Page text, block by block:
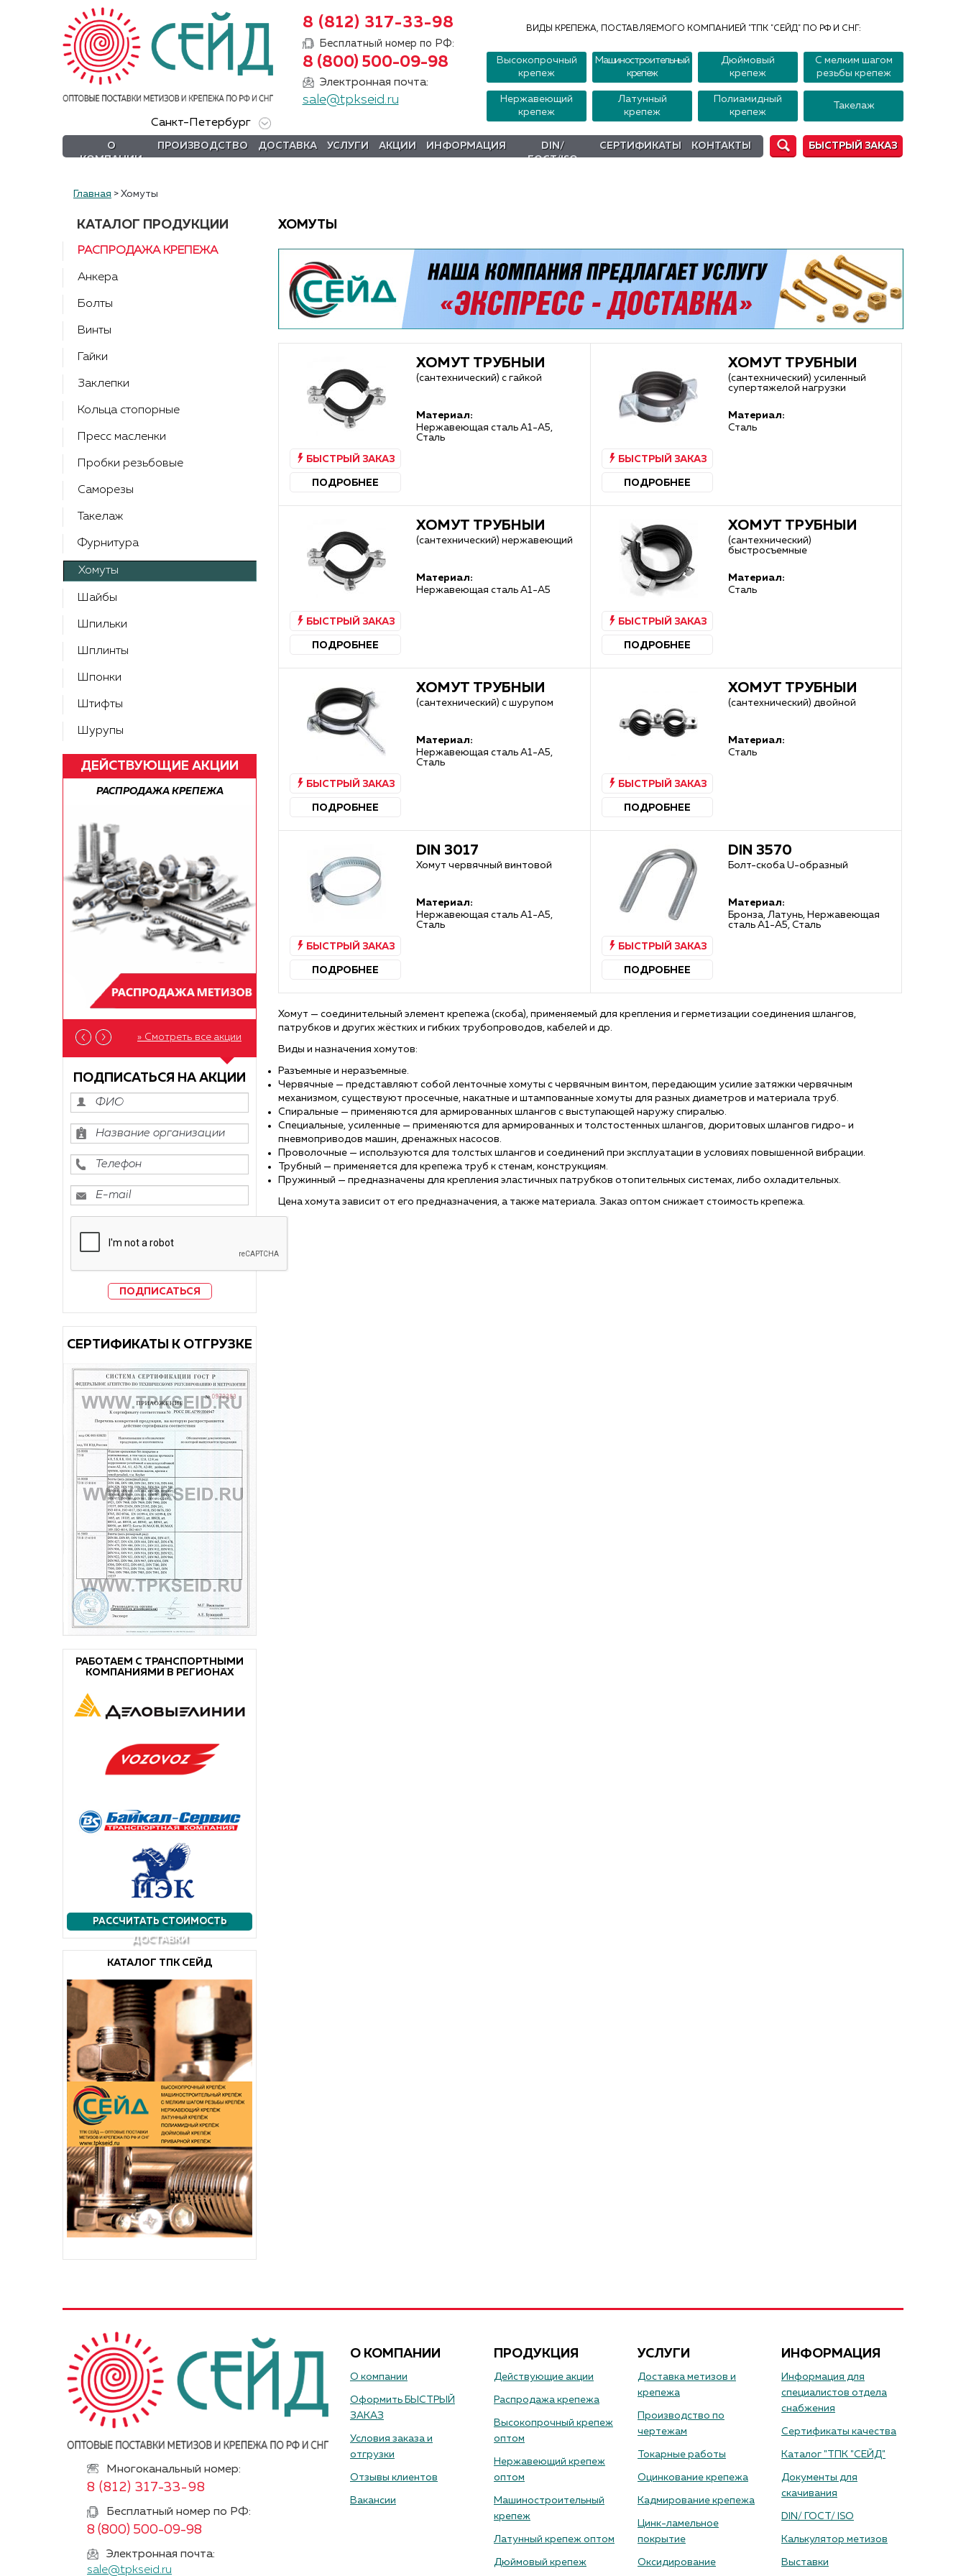
Санкт-Петербург
8 (812) 317-33-98
Бесплатный номер по РФ:
8 (800) 500-09-98
Электронная почта:
sale@tpkseid.ru
ВИДЫ КРЕПЕЖА, ПОСТАВЛЯЕМОГО КОМПАНИЕЙ "ТПК "СЕЙД" ПО РФ И СНГ:
Высокопрочный
крепеж
Машиностроительный
крепеж
Дюймовый
крепеж
С мелким шагом
резьбы крепеж
Нержавеющий
крепеж
Латунный
крепеж
Полиамидный
крепеж
Такелаж
О
КОМПАНИИ
ПРОИЗВОДСТВО ДОСТАВКА УСЛУГИ АКЦИИ ИНФОРМАЦИЯ
DIN/
ГОСТ/ISO
СЕРТИФИКАТЫ КОНТАКТЫ БЫСТРЫЙ ЗАКАЗ
компании
Производство
Доставка
Информация
ГОСТ/ISO
Сертификаты
Контакты
Главная > Хомуты
ХОМУТЫ
БЫСТРЫЙ ЗАКАЗ
ПОДРОБНЕЕ
ХОМУТ ТРУБНЫЙ
(сантехнический) с гайкой
Материал:
Нержавеющая сталь А1-А5,
Сталь
БЫСТРЫЙ ЗАКАЗ
ПОДРОБНЕЕ
ХОМУТ ТРУБНЫЙ
(сантехнический) усиленный
супертяжелой нагрузки
Материал:
Сталь
БЫСТРЫЙ ЗАКАЗ
ПОДРОБНЕЕ
ХОМУТ ТРУБНЫЙ
(сантехнический) нержавеющий
Материал:
Нержавеющая сталь А1-А5
БЫСТРЫЙ ЗАКАЗ
ПОДРОБНЕЕ
ХОМУТ ТРУБНЫЙ
(сантехнический)
быстросъемные
Материал:
Сталь
БЫСТРЫЙ ЗАКАЗ
ПОДРОБНЕЕ
ХОМУТ ТРУБНЫЙ
(сантехнический) с шурупом
Материал:
Нержавеющая сталь А1-А5,
Сталь
БЫСТРЫЙ ЗАКАЗ
ПОДРОБНЕЕ
ХОМУТ ТРУБНЫЙ
(сантехнический) двойной
Материал:
Сталь
БЫСТРЫЙ ЗАКАЗ
ПОДРОБНЕЕ
DIN 3017
Хомут червячный винтовой
Материал:
Нержавеющая сталь А1-А5,
Сталь
БЫСТРЫЙ ЗАКАЗ
ПОДРОБНЕЕ
DIN 3570
Болт-скоба U-образный
Материал:
Бронза, Латунь, Нержавеющая
сталь А1-А5, Сталь
Хомут — соединительный элемент крепежа (скоба), применяемый для крепления и герметизации соединения шлангов,
патрубков и других жёстких и гибких трубопроводов, кабелей и др.
Виды и назначения хомутов:
Разъемные и неразъемные.
Червячные — представляют собой ленточные хомуты с червячным винтом, передающим усилие затяжки червячным
механизмом, существуют просечные, накатные и штампованные хомуты для разных диаметров и материала труб.
Спиральные — применяются для армированных шлангов с выступающей наружу спиралью.
Специальные, усиленные — применяются для армированных и толстостенных шлангов, дюритовых шлангов гидро- и
пневмоприводов машин, дренажных насосов.
Проволочные — используются для толстых шлангов и соединений при эксплуатации в условиях повышенной вибрации.
Трубный — применяется для крепежа труб к стенам, конструкциям.
Пружинный — предназначены для крепления эластичных патрубков отопительных системах, либо охладительных.
Цена хомута зависит от его предназначения, а также материала. Заказ оптом снижает стоимость крепежа.
КАТАЛОГ ПРОДУКЦИИ
РАСПРОДАЖА КРЕПЕЖА
Анкера
Болты
Винты
Гайки
Заклепки
Кольца стопорные
Пресс масленки
Пробки резьбовые
Саморезы
Такелаж
Фурнитура
Хомуты
Шайбы
Шпильки
Шплинты
Шпонки
Штифты
Шурупы
ДЕЙСТВУЮЩИЕ АКЦИИ
РАСПРОДАЖА КРЕПЕЖА
» Смотреть все акции
ПОДПИСАТЬСЯ НА АКЦИИ
ПОДПИСАТЬСЯ
CЕРТИФИКАТЫ К ОТГРУЗКЕ
РАБОТАЕМ С ТРАНСПОРТНЫМИ
КОМПАНИЯМИ В РЕГИОНАХ
РАССЧИТАТЬ СТОИМОСТЬ
ДОСТАВКИ
КАТАЛОГ ТПК СЕЙД
Многоканальный номер:
8 (812) 317-33-98
Бесплатный номер по РФ:
8 (800) 500-09-98
Электронная почта:
sale@tpkseid.ru
О КОМПАНИИ
О компании
Оформить БЫСТРЫЙ
ЗАКАЗ
Условия заказа и
отгрузки
Отзывы клиентов
Вакансии
ПРОДУКЦИЯ
Действующие акции
Распродажа крепежа
Высокопрочный крепеж
оптом
Нержавеющий крепеж
оптом
Машиностроительный
крепеж
Латунный крепеж оптом
Дюймовый крепеж
УСЛУГИ
Доставка метизов и
крепежа
Производство по
чертежам
Токарные работы
Оцинкование крепежа
Кадмирование крепежа
Цинк-ламельное
покрытие
Оксидирование
ИНФОРМАЦИЯ
Информация для
специалистов отдела
снабжения
Сертификаты качества
Каталог "ТПК "СЕЙД"
Документы для
скачивания
DIN/ ГОСТ/ ISO
Калькулятор метизов
Выставки